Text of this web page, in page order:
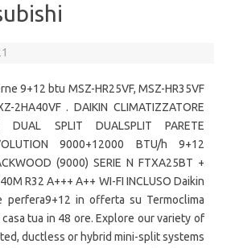
9+12 btu MSZ-HR25VF, MSZ-HR35VF
2HA40VF . DAIKIN CLIMATIZZATORE
DUAL SPLIT DUALSPLIT PARETE
9000+12000 BTU/h 9+12
(9000) SERIE N FTXA25BT +
R32 A+++ A++ WI-FI INCLUSO Daikin
in offerta su Termoclima
tua in 48 ore. Explore our variety of
ductless or hybrid mini-split systems